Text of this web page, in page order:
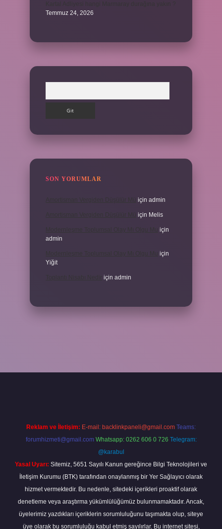
Temmuz 24, 2026
SON YORUMLAR
için admin
için Melis
için
admin
için
Yiğit
için admin
Reklam ve İletişim: E-mail: backlinkpaneli@gmail.com Teams:
forumhizmeti@gmail.com Whatsapp: 0262 606 0 726 Telegram:
@karabul
Yasal Uyarı: Sitemiz, 5651 Sayılı Kanun gereğince Bilgi Teknolojileri ve
İletişim Kurumu (BTK) tarafından onaylanmış bir Yer Sağlayıcı olarak
hizmet vermektedir. Bu nedenle, sitedeki içerikleri proaktif olarak
denetleme veya araştırma yükümlülüğümüz bulunmamaktadır. Ancak,
üyelerimiz yazdıkları içeriklerin sorumluluğunu taşımakta olup, siteye
üye olarak bu sorumluluğu kabul etmiş sayılırlar. Bu internet sitesi,